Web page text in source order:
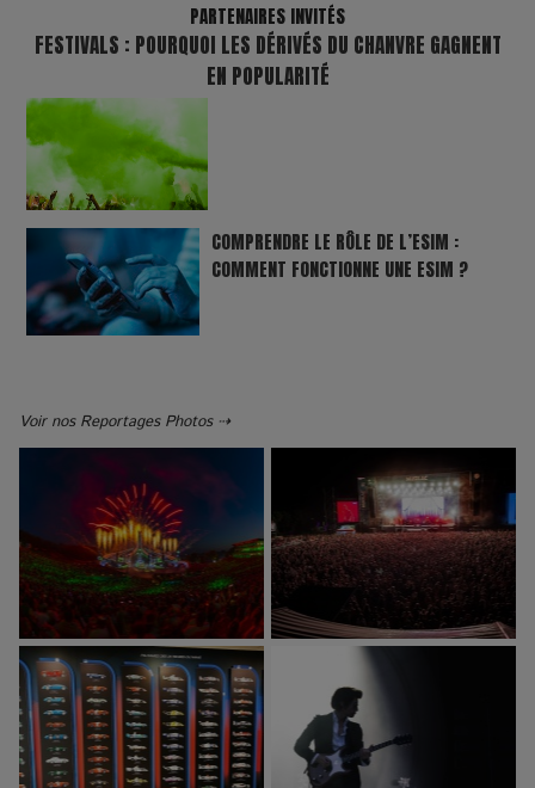
PARTENAIRES INVITÉS
FESTIVALS : POURQUOI LES DÉRIVÉS DU CHANVRE GAGNENT
EN POPULARITÉ
COMPRENDRE LE RÔLE DE L’ESIM :
COMMENT FONCTIONNE UNE ESIM ?
Voir nos Reportages Photos ⇢